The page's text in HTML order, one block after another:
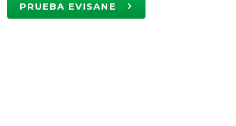
PRUEBA EVISANE